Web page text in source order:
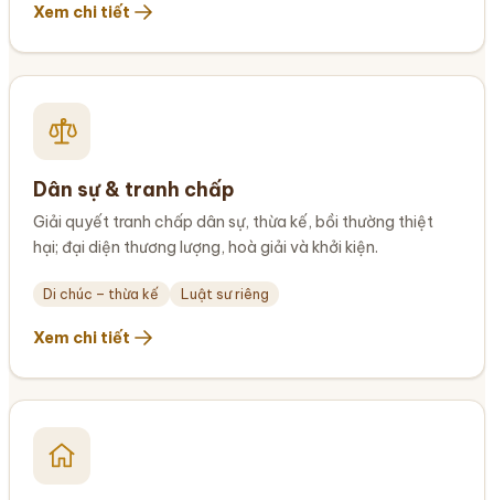
Xem chi tiết
Dân sự & tranh chấp
Giải quyết tranh chấp dân sự, thừa kế, bồi thường thiệt
hại; đại diện thương lượng, hoà giải và khởi kiện.
Di chúc – thừa kế Luật sư riêng
Xem chi tiết